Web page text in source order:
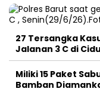
27 Tersangka
Jalanan 3 C di
Miliki 15 Paket
Bamban